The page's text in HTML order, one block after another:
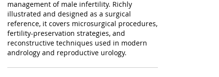
management of male infertility. Richly
illustrated and designed as a surgical
reference, it covers microsurgical procedures,
fertility-preservation strategies, and
reconstructive techniques used in modern
andrology and reproductive urology.